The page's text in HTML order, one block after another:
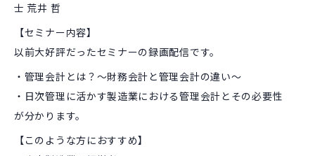
士 荒井 哲
【セミナー内容】
以前大好評だったセミナーの録画配信です。
・管理会計とは？～財務会計と管理会計の違い～
・日次管理に活かす製造業における管理会計とその必要性
が分かります。
【このような方におすすめ】